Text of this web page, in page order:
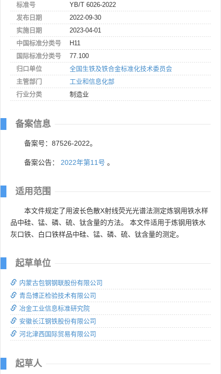
标准号
YB/T 6026-2022
发布日期
2022-09-30
实施日期
2023-04-01
中国标准分类号
H11
国际标准分类号
77.100
归口单位
全国生铁及铁合金标准化技术委员会
主管部门
工业和信息化部
行业分类
制造业
备案信息
备案号：87526-2022。
备案公告： 2022年第11号 。
适用范围
本文件规定了用波长色散X射线荧光光谱法测定炼钢用铁水样
品中硅、锰、磷、硫、钛含量的方法。 本文件适用于炼钢用铁水
灰口铁、白口铁样品中硅、锰、磷、硫、钛含量的测定。
起草单位
内蒙古包钢钢联股份有限公司
青岛博正检验技术有限公司
冶金工业信息标准研究院
安徽长江钢铁股份有限公司
河北津西国际贸易有限公司
起草人